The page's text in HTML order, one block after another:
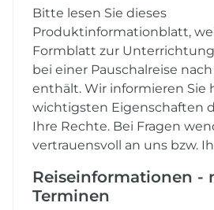
Bitte lesen Sie dieses
Produktinformationblatt,
Formblatt zur
bei einer Pauschalreise nach
enthält. Wir informieren Sie
wichtigsten Eigenschaften
Ihre Rechte. Bei Fragen
vertrauensvoll an uns bzw.
Reiseinformationen -
Terminen